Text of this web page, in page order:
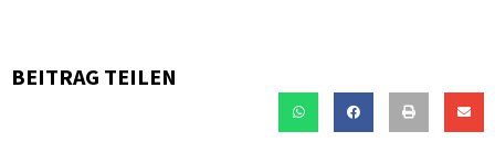
BEITRAG TEILEN